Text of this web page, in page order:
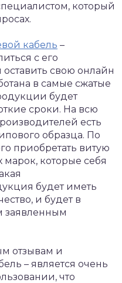
который
кабель –
с его
свою онлайн
в самые сжатые
будет
сроки. На всю
есть
образца. По
приобретать витую
марок, которые себя
будет иметь
и будет в
заявленным
отзывам и
– является очень
что